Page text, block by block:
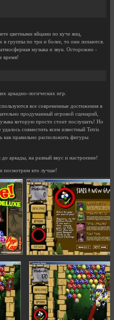
цветными яйцами по куче яиц,
в группы по три и более, то они лопаются.
музыка и звук. Осторожно -
время!
аркадно-логических игр.
все современные достижения в
продуманный игровой сценарий,
которую просто стоит послушать! Но
совместить всем известный Tetris
как правильно расположить фигуры
аркады, на разный вкус и настроение!
посмотрим кто лучше!